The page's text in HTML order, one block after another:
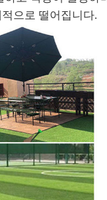
으로 떨어집니다.